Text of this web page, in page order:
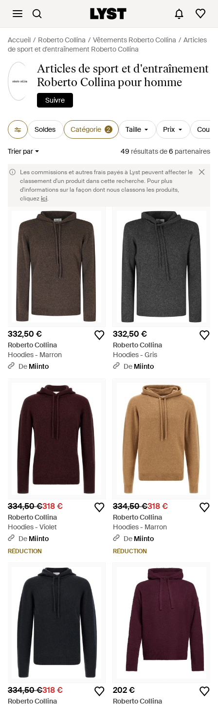
Accueil Roberto Collina Vêtements Roberto Collina
Articles
de sport et d'entraînement Roberto Collina
Articles de sport et d'entraînement
Roberto Collina pour homme
Suivre
Soldes Catégorie 2 Taille Prix
Trier par 49 résultatsde6 partenaires
Les commissions et autres frais payés à Lyst peuvent affecter le
classement d'un produit dans cette recherche. Pour plus
d'informations sur la façon dont nous classons les produits,
cliquezici.
332,50 €
Roberto Collina
Hoodies - Marron
De Miinto
332,50 €
Roberto Collina
Hoodies - Gris
De Miinto
334,50 €318 €
Roberto Collina
Hoodies - Violet
De Miinto
RÉDUCTION
334,50 €318 €
Roberto Collina
Hoodies - Marron
De Miinto
RÉDUCTION
334,50 €318 €
Roberto Collina
202 €
Roberto Collina